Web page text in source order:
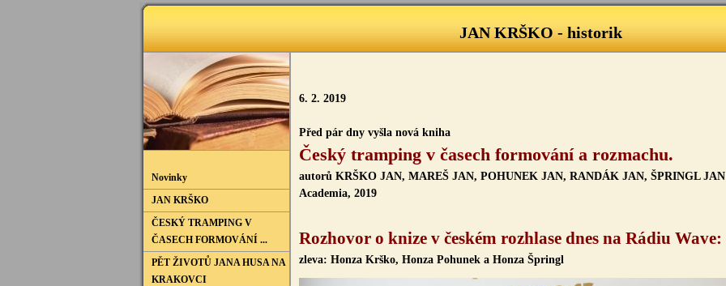
JAN KRŠKO - historik
Novinky
JAN KRŠKO
ČESKÝ TRAMPING V
ČASECH FORMOVÁNÍ ...
PĚT ŽIVOTŮ JANA HUSA NA
KRAKOVCI
6. 2. 2019
Před pár dny vyšla nová kniha
Český tramping v časech formování a rozmachu.
autorů KRŠKO JAN, MAREŠ JAN, POHUNEK JAN, RANDÁK JAN, ŠPRINGL JAN
Academia, 2019
Rozhovor o knize v českém rozhlase dnes na Rádiu Wave:
zleva: Honza Krško, Honza Pohunek a Honza Špringl